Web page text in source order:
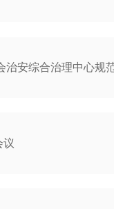
安综合治理中心规
议